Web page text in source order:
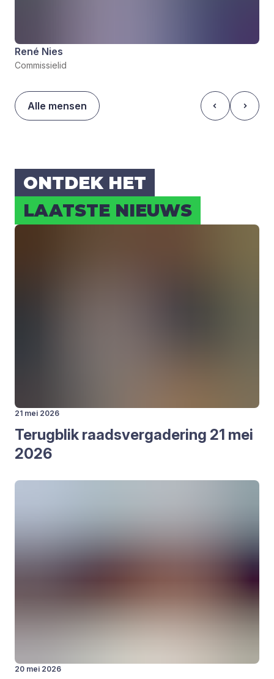
René Nies
Commissielid
Alle mensen
ONT­DEK HET
LAAT­STE NIEUWS
21 mei 2026
Terug­blik raads­ver­ga­de­ring 21 mei
2026
20 mei 2026